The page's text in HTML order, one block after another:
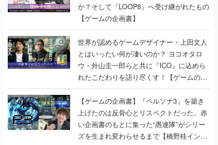
か？そして『LOOP8』へ受け継がれたもの
【ゲームの企画書】
世界が認めるゲームデザイナー・上田文人
とはいったい何が凄いのか？ ヨコオタロ
ウ・外山圭一郎らと共に『ICO』に込めら
れたこだわりを語り尽くす！【ゲームの企
画書】
【ゲームの企画書】『ペルソナ3』を築き
上げたのは反骨心とリスペクトだった。赤
い企画書のもとに集った“愚連隊”がシリー
ズを生まれ変わらせるまで【橋野桂インタ